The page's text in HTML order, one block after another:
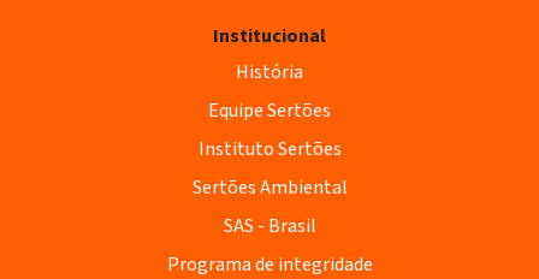
Institucional
História
Equipe Sertões
Instituto Sertões
Sertões Ambiental
SAS - Brasil
Programa de integridade